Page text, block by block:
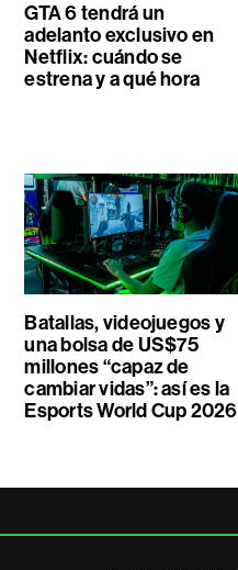
GTA 6 tendrá un
adelanto exclusivo en
Netflix: cuándo se
estrena y a qué hora
Batallas, videojuegos y
una bolsa de US$75
millones “capaz de
cambiar vidas”: así es la
Esports World Cup 2026